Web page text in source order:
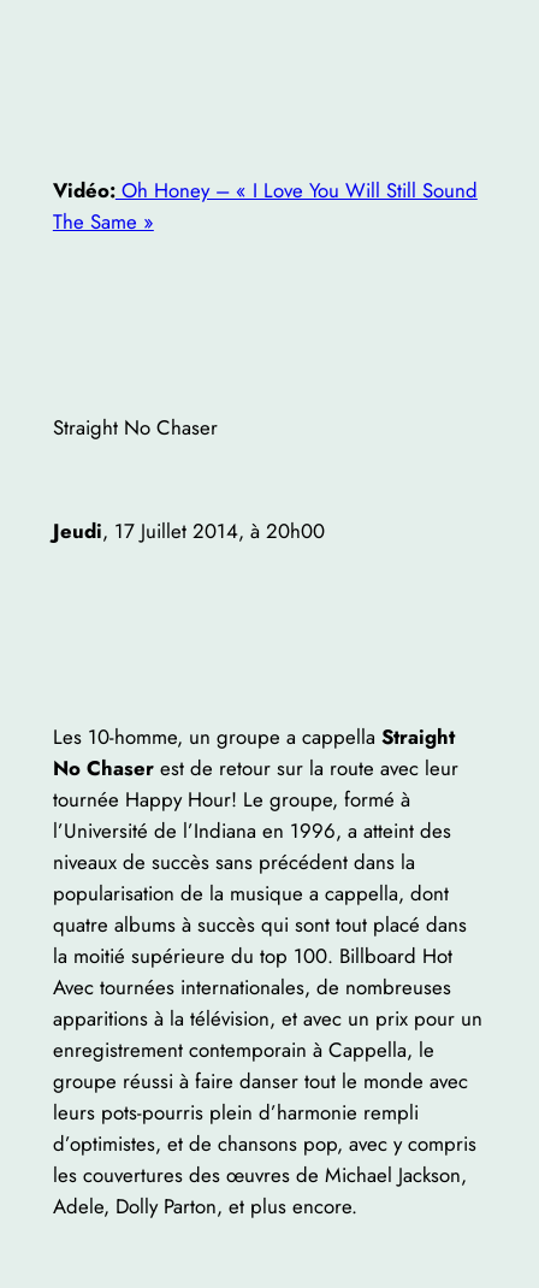
Vidéo:Oh Honey – « I Love You Will Still Sound
The Same »
Straight No Chaser
Jeudi, 17 Juillet 2014, à 20h00
Les 10-homme, un groupe a cappella Straight
No Chaserest de retour sur la route avec leur
tournée Happy Hour! Le groupe, formé à
l’Université de l’Indiana en 1996, a atteint des
niveaux de succès sans précédent dans la
popularisation de la musique a cappella, dont
quatre albums à succès qui sont tout placé dans
la moitié supérieure du top 100. Billboard Hot
Avec tournées internationales, de nombreuses
apparitions à la télévision, et avec un prix pour un
enregistrement contemporain à Cappella, le
groupe réussi à faire danser tout le monde avec
leurs pots-pourris plein d’harmonie rempli
d’optimistes, et de chansons pop, avec y compris
les couvertures des œuvres de Michael Jackson,
Adele, Dolly Parton, et plus encore.